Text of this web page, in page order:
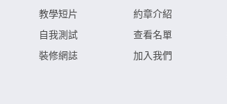
教學短片
自我測試
裝修網誌
約章介紹
查看名單
加入我們